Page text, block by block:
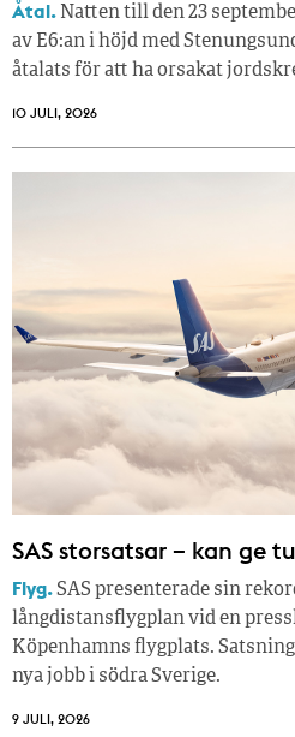
Åtal. Natten till den 23
av E6:an i höjd med
åtalats för att ha orsakat
10 JULI, 2026
SAS storsatsar – kan ge
Flyg.SAS presenterade sin
långdistansflygplan vid en
Köpenhamns flygplats.
nya jobb i södra Sverige.
9 JULI, 2026